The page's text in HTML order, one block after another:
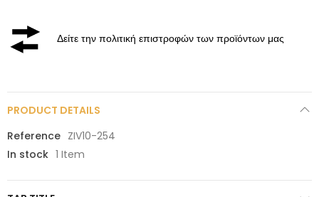
Δείτε την πολιτική επιστροφών των προϊόντων μας
PRODUCT DETAILS
Reference ZIV10-254
In stock 1 Item